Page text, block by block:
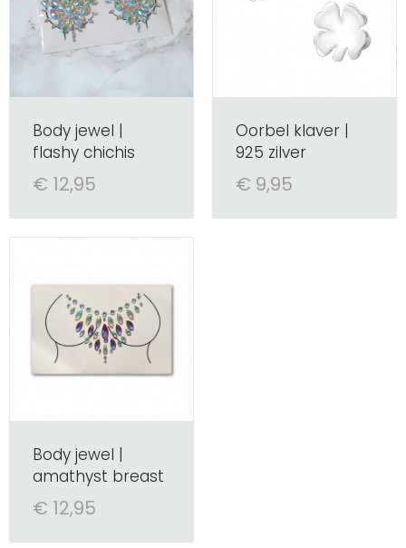
Body jewel |
flashy chichis
€ 12,95
Oorbel klaver |
925 zilver
€ 9,95
Body jewel |
amathyst breast
€ 12,95